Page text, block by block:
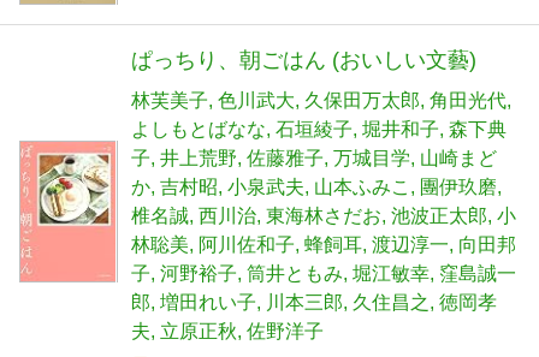
ぱっちり、朝ごはん (おいしい文藝)
林芙美子 色川武大 久保田万太郎 角田光代
よしもとばなな 石垣綾子 堀井和子 森下典
子 井上荒野 佐藤雅子 万城目学 山崎まど
か 吉村昭 小泉武夫 山本ふみこ
團伊玖磨
椎名誠 西川治 東海林さだお 池波正太郎 小
林聡美
阿川佐和子 蜂飼耳 渡辺淳一 向田邦
子 河野裕子 筒井ともみ 堀江敏幸 窪島誠一
郎 増田れい子 川本三郎 久住昌之 徳岡孝
夫 立原正秋 佐野洋子